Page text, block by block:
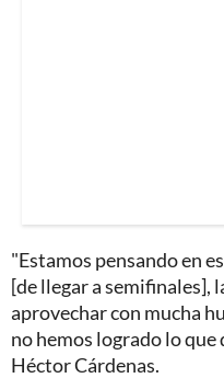
"Estamos pensando en
[de llegar a semifinales],
aprovechar con mucha
no hemos logrado lo
Héctor Cárdenas.